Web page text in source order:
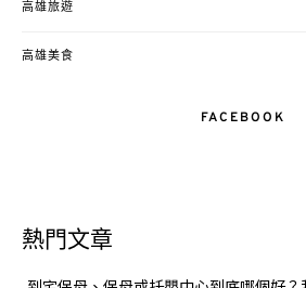
高雄旅遊
高雄美食
FACEBOOK
熱門文章